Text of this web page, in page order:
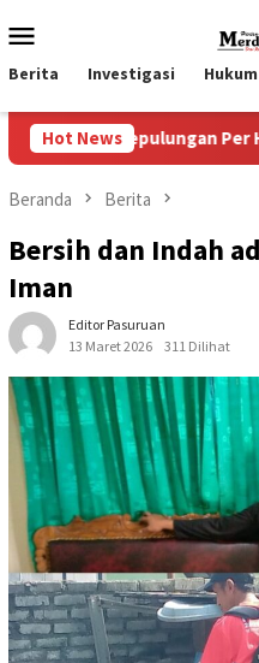
ke
kontenMobile
Berita Investigasi Hukum
Hot News
Per Hari Sabtu
Beranda Berita
Bersih dan Indah
Iman
Editor Pasuruan
13 Maret 2026
311 Dilihat